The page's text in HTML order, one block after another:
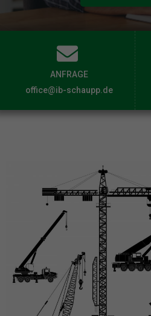
ANFRAGE
office@ib-schaupp.de